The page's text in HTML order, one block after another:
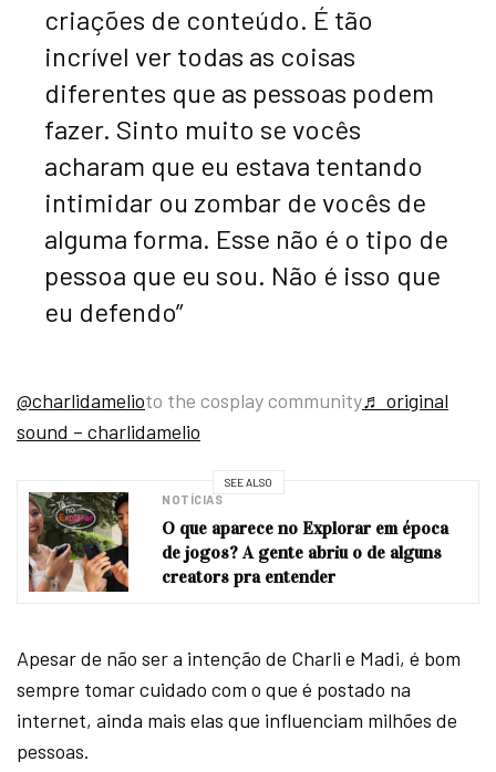
criações de conteúdo. É tão
incrível ver todas as coisas
diferentes que as pessoas podem
fazer. Sinto muito se vocês
acharam que eu estava tentando
intimidar ou zombar de vocês de
alguma forma. Esse não é o tipo de
pessoa que eu sou. Não é isso que
eu defendo”
@charlidamelioto the cosplay community♬ original
sound – charlidamelio
SEE ALSO
NOTÍCIAS
O que aparece no Explorar em época
de jogos? A gente abriu o de alguns
creators pra entender
Apesar de não ser a intenção de Charli e Madi, é bom
sempre tomar cuidado com o que é postado na
internet, ainda mais elas que influenciam milhões de
pessoas.